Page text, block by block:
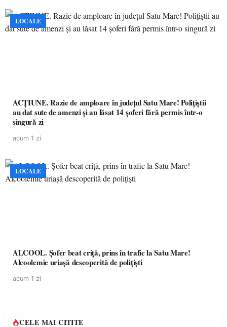
LOCALE
ACȚIUNE. Razie de amploare în județul Satu Mare! Polițiștii
au dat sute de amenzi și au lăsat 14 șoferi fără permis într-o
singură zi
acum 1 zi
LOCALE
ALCOOL. Șofer beat criță, prins în trafic la Satu Mare!
Alcoolemie uriașă descoperită de polițiști
acum 1 zi
CELE MAI CITITE